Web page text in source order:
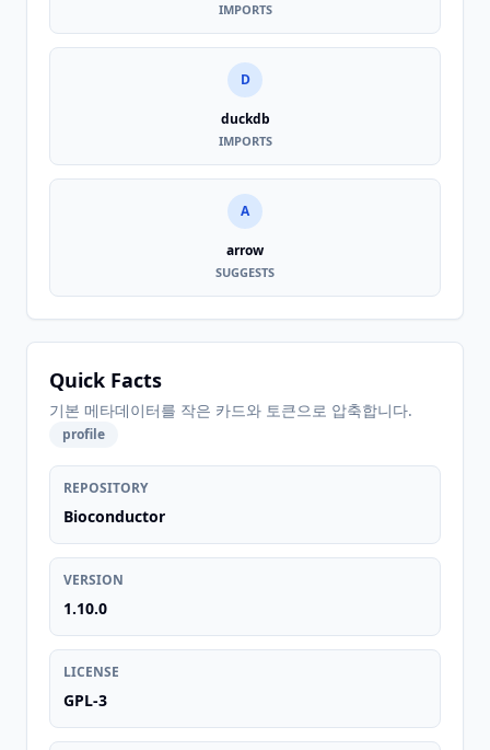
IMPORTS
D
duckdb
IMPORTS
A
arrow
SUGGESTS
Quick Facts
기본 메타데이터를 작은 카드와 토큰으로 압축합니다.
profile
REPOSITORY
Bioconductor
VERSION
1.10.0
LICENSE
GPL-3